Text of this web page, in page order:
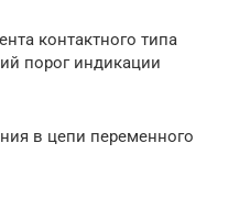
контактного типа
порог индикации
в цепи переменного